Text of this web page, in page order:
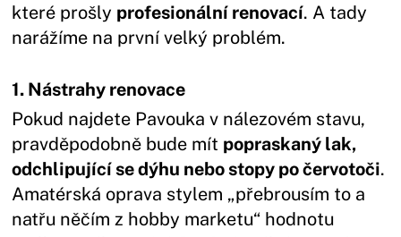
které prošly profesionální renovací. A tady
narážíme na první velký problém.
1. Nástrahy renovace
Pokud najdete Pavouka v nálezovém stavu,
pravděpodobně bude mít popraskaný lak,
odchlipující se dýhu nebo stopy po červotoči.
Amatérská oprava stylem „přebrousím to a
natřu něčím z hobby marketu“ hodnotu